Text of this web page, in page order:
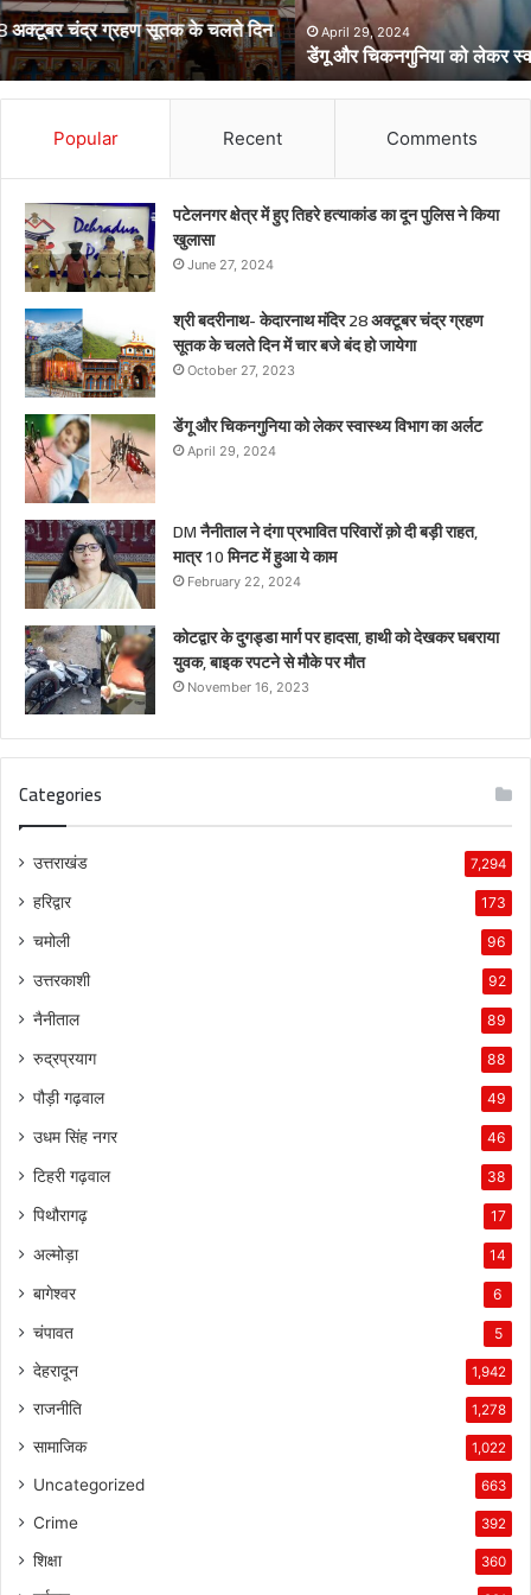
का
अर्लटApril 29, 2024
डेंगू और चिकनगुनिया को लेकर स्वास्थ्य विभाग का अर्लट
Popular Recent Comments
पटेलनगर क्षेत्र में हुए तिहरे हत्याकांड का दून पुलिस ने किया
खुलासा
June 27, 2024
श्री बदरीनाथ- केदारनाथ मंदिर 28 अक्टूबर चंद्र ग्रहण
सूतक के चलते दिन में चार बजे बंद हो जायेगा
October 27, 2023
डेंगू और चिकनगुनिया को लेकर स्वास्थ्य विभाग का अर्लट
April 29, 2024
DM नैनीताल ने दंगा प्रभावित परिवारों क़ो दी बड़ी राहत,
मात्र 10 मिनट में हुआ ये काम
February 22, 2024
कोटद्वार के दुगड्डा मार्ग पर हादसा, हाथी को देखकर घबराया
युवक, बाइक रपटने से मौके पर मौत
November 16, 2023
Categories
उत्तराखंड 7,294
हरिद्वार 173
चमोली 96
उत्तरकाशी 92
नैनीताल 89
रुद्रप्रयाग 88
पौड़ी गढ़वाल 49
उधम सिंह नगर 46
टिहरी गढ़वाल 38
पिथौरागढ़ 17
अल्मोड़ा 14
बागेश्वर 6
चंपावत 5
देहरादून 1,942
राजनीति 1,278
सामाजिक 1,022
Uncategorized 663
Crime 392
शिक्षा 360